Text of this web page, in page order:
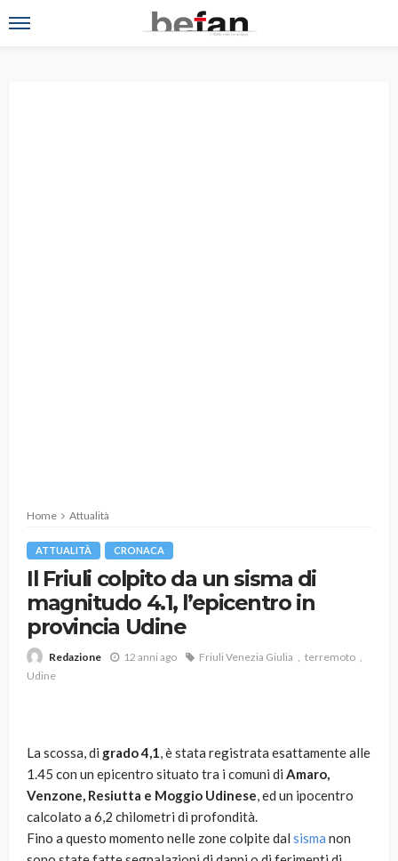
Home Attualità
ATTUALITÀ CRONACA
Il Friuli colpito da un sisma di
magnitudo 4.1, l’epicentro in
provincia Udine
Redazione 12 anni ago Friuli Venezia Giulia
terremoto
Udine
La scossa, di grado 4,1, è stata registrata esattamente alle
1.45 con un epicentro situato tra i comuni di Amaro,
Venzone, Resiutta e Moggio Udinese, ed un ipocentro
calcolato a 6,2 chilometri di profondità.
Fino a questo momento nelle zone colpite dal sisma non